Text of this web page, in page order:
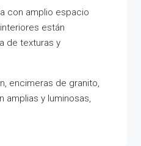
con amplio espacio
están
de texturas y
encimeras de granito,
amplias y luminosas,